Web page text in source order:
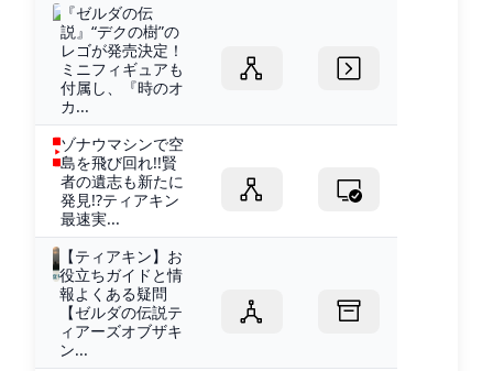
『ゼルダの伝
説』“デクの樹”の
レゴが発売決定！
ミニフィギュアも
付属し、『時のオ
カ...
ゾナウマシンで空
島を飛び回れ!!賢
者の遺志も新たに
発見!?ティアキン
最速実...
【ティアキン】お
役立ちガイドと情
報よくある疑問
【ゼルダの伝説テ
ィアーズオブザキ
ン...